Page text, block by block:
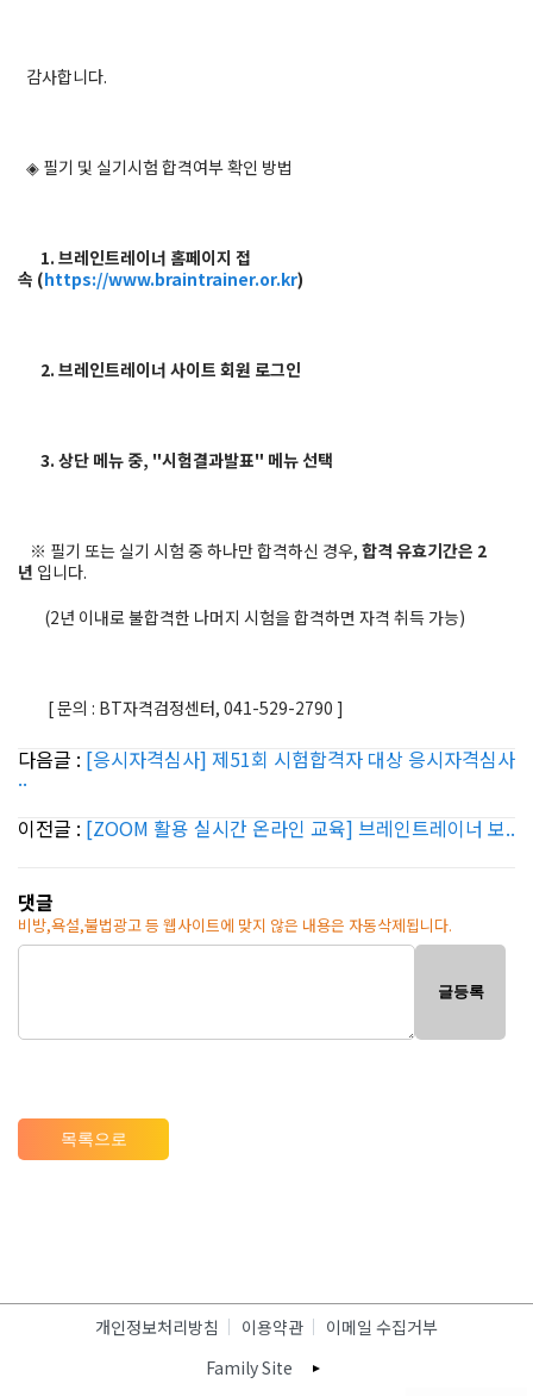
감사합니다.
◈ 필기 및 실기시험 합격여부 확인 방법
1. 브레인트레이너 홈페이지 접
속 (https://www.braintrainer.or.kr)
2. 브레인트레이너 사이트 회원 로그인
3. 상단 메뉴 중, "시험결과발표" 메뉴 선택
※ 필기 또는 실기 시험 중 하나만 합격하신 경우, 합격 유효기간은 2
년 입니다.
(2년 이내로 불합격한 나머지 시험을 합격하면 자격 취득 가능)
[ 문의 : BT자격검정센터, 041-529-2790 ]
다음글 : [응시자격심사] 제51회 시험합격자 대상 응시자격심사
..
이전글 : [ZOOM 활용 실시간 온라인 교육] 브레인트레이너 보..
댓글
비방,욕설,불법광고 등 웹사이트에 맞지 않은 내용은 자동삭제됩니다.
글등록
목록으로
개인정보처리방침 이용약관
이메일 수집거부
Family Site